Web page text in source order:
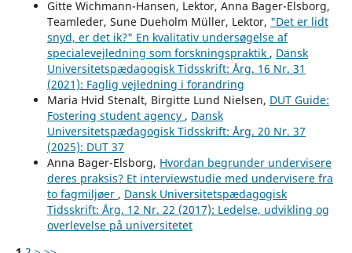
Gitte Wichmann-Hansen, Lektor, Anna Bager-Elsborg,
Teamleder, Sune Dueholm Müller, Lektor, "Det er lidt
snyd, er det ik?" En kvalitativ undersøgelse af
specialevejledning som forskningspraktik , Dansk
Universitetspædagogisk Tidsskrift: Årg. 16 Nr. 31
(2021): Faglig vejledning i forandring
Maria Hvid Stenalt, Birgitte Lund Nielsen, DUT Guide:
Fostering student agency , Dansk
Universitetspædagogisk Tidsskrift: Årg. 20 Nr. 37
(2025): DUT 37
Anna Bager-Elsborg, Hvordan begrunder undervisere
deres praksis? Et interviewstudie med undervisere fra
to fagmiljøer , Dansk Universitetspædagogisk
Tidsskrift: Årg. 12 Nr. 22 (2017): Ledelse, udvikling og
overlevelse på universitetet